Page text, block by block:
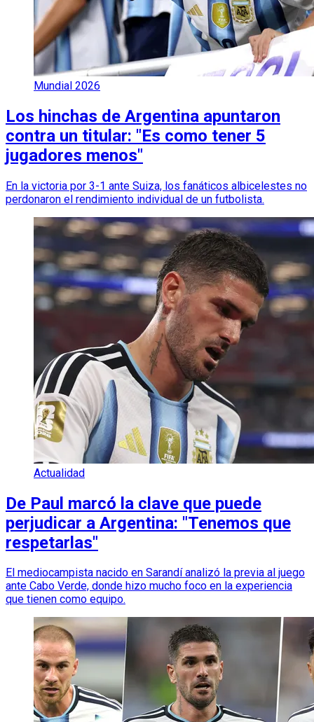
Mundial 2026
Los hinchas de Argentina apuntaron
contra un titular: "Es como tener 5
jugadores menos"
En la victoria por 3-1 ante Suiza, los fanáticos albicelestes no
perdonaron el rendimiento individual de un futbolista.
Actualidad
De Paul marcó la clave que puede
perjudicar a Argentina: "Tenemos que
respetarlas"
El mediocampista nacido en Sarandí analizó la previa al juego
ante Cabo Verde, donde hizo mucho foco en la experiencia
que tienen como equipo.